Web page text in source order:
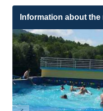
Information about the